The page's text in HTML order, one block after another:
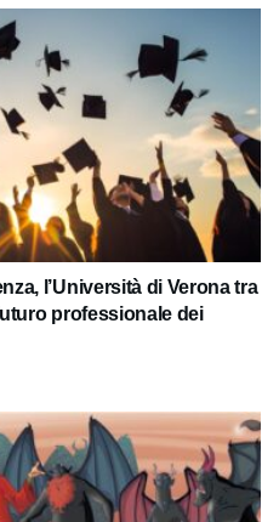
l’Università di Verona tra
professionale dei